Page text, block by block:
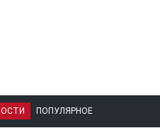
ПОПУЛЯРНОЕ